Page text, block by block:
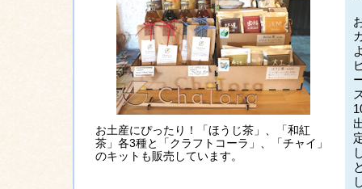
お土産にぴったり！「ほうじ茶」、「和紅
茶」各3種と「クラフトコーラ」、「チャイ」
のキットも販売しています。